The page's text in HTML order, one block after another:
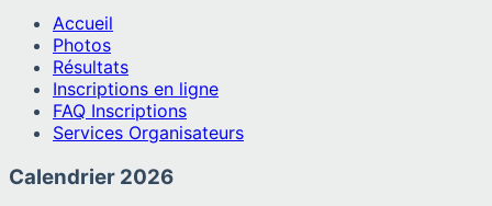
Accueil
Photos
Résultats
Inscriptions en ligne
FAQ Inscriptions
Services Organisateurs
Calendrier 2026